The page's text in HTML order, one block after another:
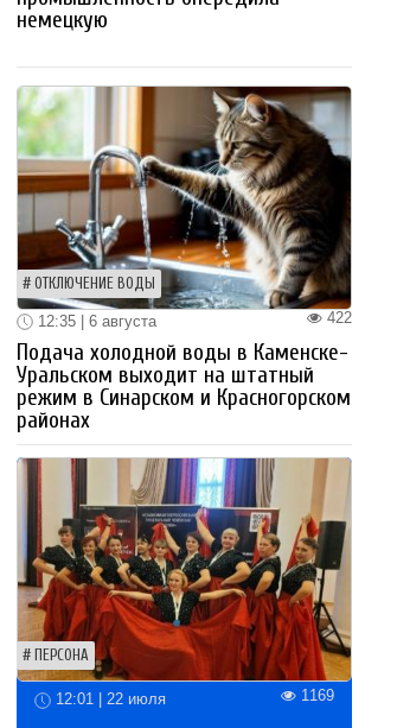
немецкую
ОТКЛЮЧЕНИЕ ВОДЫ
422
12:35 | 6 августа
Подача холодной воды в Каменске-
Уральском выходит на штатный
режим в Синарском и Красногорском
районах
ПЕРСОНА
12:01 | 22 июля 1169